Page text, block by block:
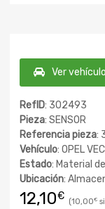
Ver
RefID: 302493
Pieza: SENSOR
Referencia pieza:
Vehículo: OPEL
Estado: Material
Ubicación:
12,10€ 10,00€